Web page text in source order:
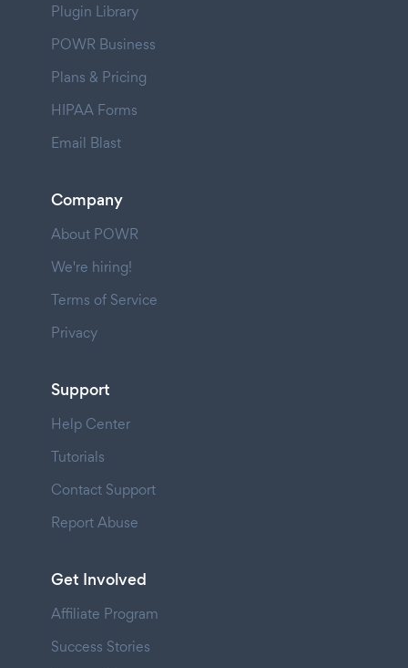
Plugin Library
POWR Business
Plans & Pricing
HIPAA Forms
Email Blast
Company
About POWR
We're hiring!
Terms of Service
Privacy
Support
Help Center
Tutorials
Contact Support
Report Abuse
Get Involved
Affiliate Program
Success Stories